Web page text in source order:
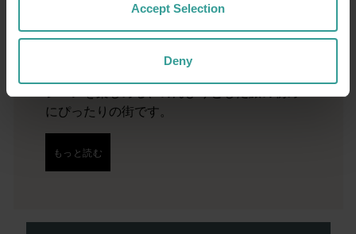
Accept Selection
Deny
を体験してみませんか。 まずは、オーストラ
リアで最も太陽が降り注ぐ州都で文化ハブと
しても繁栄しているパースから。パースは、
シーンを楽しめる、のんびりとした旅の初め
にぴったりの街です。
もっと読む
もっと読む